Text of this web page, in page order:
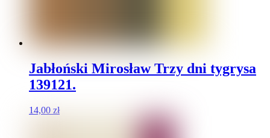
Jabłoński Mirosław Trzy dni tygrysa
139121.
14,00 zł